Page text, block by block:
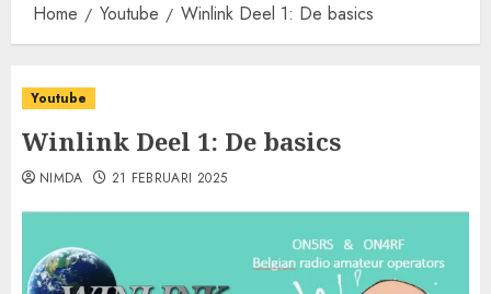
Home Youtube Winlink Deel 1: De basics
Youtube
Winlink Deel 1: De basics
NIMDA 21 FEBRUARI 2025